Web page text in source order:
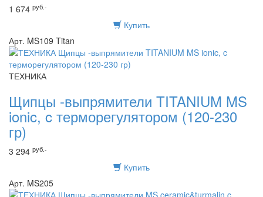
1 674 руб.-
Купить
Арт. MS109 Titan
ТЕХНИКА
Щипцы -выпрямители TITANIUM MS
ionic, c терморегулятором (120-230
гр)
3 294 руб.-
Купить
Арт. MS205